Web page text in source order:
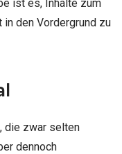
ist es, Inhalte zum
den Vordergrund zu
die zwar selten
dennoch